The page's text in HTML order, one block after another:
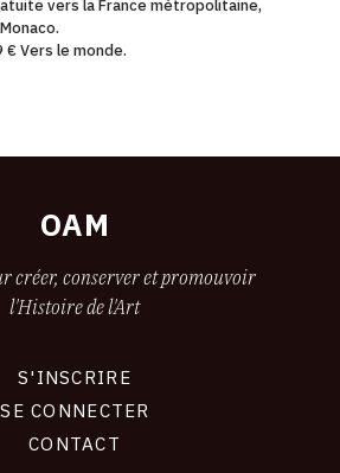
vers la France métropolitaine,
€ Vers le monde.
OAM
créer, conserver et promouvoir
l'Histoire de l'Art
S'INSCRIRE
SE CONNECTER
CONTACT